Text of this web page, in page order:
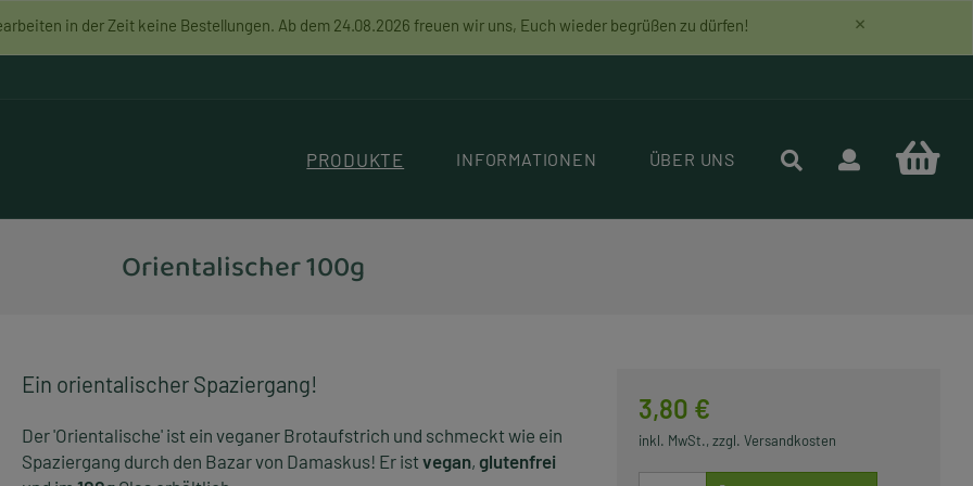
in der Zeit keine Bestellungen. Ab dem 24.08.2026 freuen wir uns, Euch wieder begrüßen zu dürfen! ×
PRODUKTE INFORMATIONEN ÜBER UNS
Orientalischer 100g
Ein orientalischer Spaziergang!
Der 'Orientalische' ist ein veganer Brotaufstrich und schmeckt wie ein
Spaziergang durch den Bazar von Damaskus! Er ist vegan, glutenfrei
3,80 €
inkl. MwSt., zzgl. Versandkosten